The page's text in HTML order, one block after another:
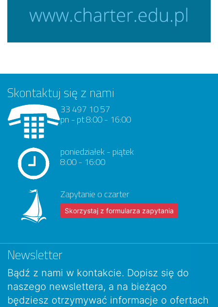
Skontaktuj się z nami
33 497 10 57
pn - pt 8:00 - 16:00
poniedziałek - piątek
8:00 - 16:00
Zapytanie o czarter
Skorzystaj z formularza zapytania
Newsletter
Bądź z nami w kontakcie. Dopisz się do
naszego newslettera, a na bieżąco
będziesz otrzymywać informacje o ofertach